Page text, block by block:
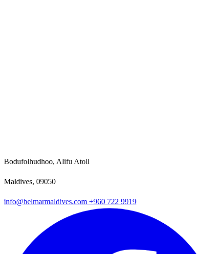
Bodufolhudhoo, Alifu Atoll
Maldives, 09050
info@belmarmaldives.com +960 722 9919